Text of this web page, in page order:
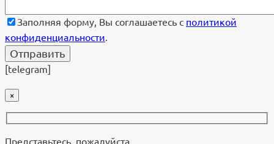
Заполняя форму, Вы соглашаетесь с политикой
конфиденциальности.
[telegram]
×
Представьтесь, пожалуйста